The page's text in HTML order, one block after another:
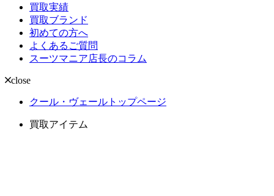
買取実績
買取ブランド
初めての方へ
よくあるご質問
スーツマニア店長のコラム
close
クール・ヴェールトップページ
買取アイテム